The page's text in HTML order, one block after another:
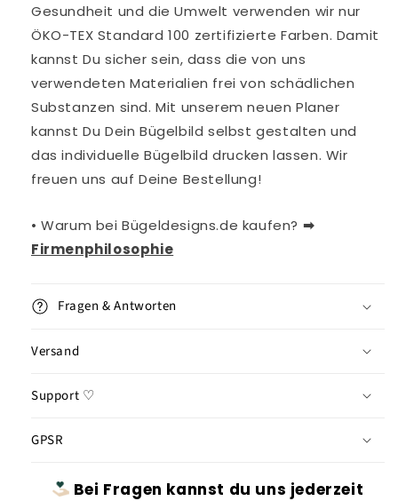
Gesundheit und die Umwelt verwenden wir nur
ÖKO-TEX Standard 100 zertifizierte Farben. Damit
kannst Du sicher sein, dass die von uns
verwendeten Materialien frei von schädlichen
Substanzen sind. Mit unserem neuen Planer
kannst Du Dein Bügelbild selbst gestalten und
das individuelle Bügelbild drucken lassen. Wir
freuen uns auf Deine Bestellung!
• Warum bei Bügeldesigns.de kaufen? ➡︎
Firmenphilosophie
Fragen & Antworten
Versand
Support ♡
GPSR
Bei Fragen kannst du uns jederzeit